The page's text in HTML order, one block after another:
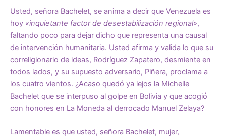
Usted, señora Bachelet, se anima a decir que Venezuela es
hoy «inquietante factor de desestabilización regional»,
faltando poco para dejar dicho que representa una causal
de intervención humanitaria. Usted afirma y valida lo que su
correligionario de ideas, Rodríguez Zapatero, desmiente en
todos lados, y su supuesto adversario, Piñera, proclama a
los cuatro vientos. ¿Acaso quedó ya lejos la Michelle
Bachelet que se interpuso al golpe en Bolivia y que acogió
con honores en La Moneda al derrocado Manuel Zelaya?
Lamentable es que usted, señora Bachelet, mujer,